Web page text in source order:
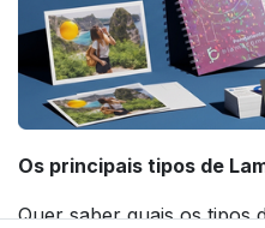
Os principais tipos de
Quer saber quais os tipos